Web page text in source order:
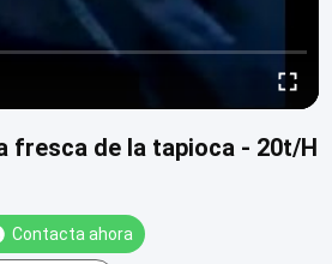
fresca de la tapioca - 20t/H
Contacta ahora